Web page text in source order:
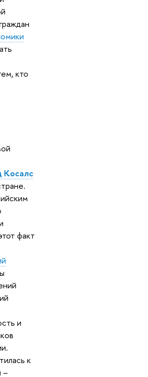
кто
Косалс
факт
и
к
–